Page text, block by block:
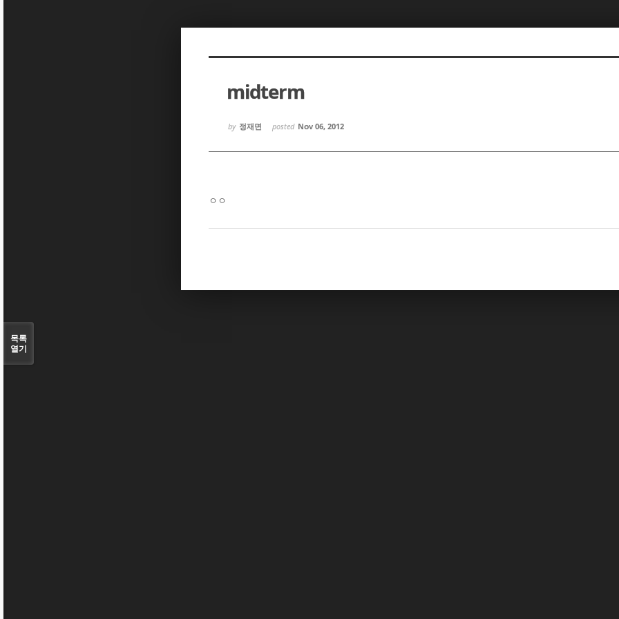
midterm
by 정재면 posted Nov 06, 2012
ㅇㅇ
목록
열기
Sketchbook5, 스케치북5
Sketchbook5, 스케치북5
Sketchbook5, 스케치북5
Sketchbook5, 스케치북5